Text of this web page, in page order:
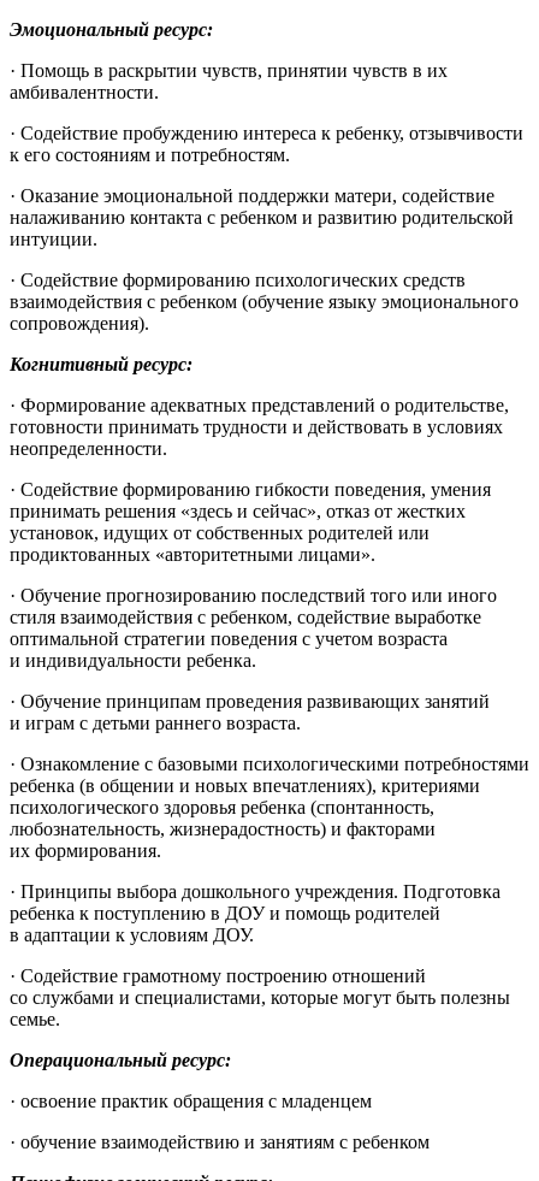
Эмоциональный ресурс:
· Помощь в раскрытии чувств, принятии чувств в их
амбивалентности.
· Содействие пробуждению интереса к ребенку, отзывчивости
к его состояниям и потребностям.
· Оказание эмоциональной поддержки матери, содействие
налаживанию контакта с ребенком и развитию родительской
интуиции.
· Содействие формированию психологических средств
взаимодействия с ребенком (обучение языку эмоционального
сопровождения).
Когнитивный ресурс:
· Формирование адекватных представлений о родительстве,
готовности принимать трудности и действовать в условиях
неопределенности.
· Содействие формированию гибкости поведения, умения
принимать решения «здесь и сейчас», отказ от жестких
установок, идущих от собственных родителей или
продиктованных «авторитетными лицами».
· Обучение прогнозированию последствий того или иного
стиля взаимодействия с ребенком, содействие выработке
оптимальной стратегии поведения с учетом возраста
и индивидуальности ребенка.
· Обучение принципам проведения развивающих занятий
и играм с детьми раннего возраста.
· Ознакомление с базовыми психологическими потребностями
ребенка (в общении и новых впечатлениях), критериями
психологического здоровья ребенка (спонтанность,
любознательность, жизнерадостность) и факторами
их формирования.
· Принципы выбора дошкольного учреждения. Подготовка
ребенка к поступлению в ДОУ и помощь родителей
в адаптации к условиям ДОУ.
· Содействие грамотному построению отношений
со службами и специалистами, которые могут быть полезны
семье.
Операциональный ресурс:
· освоение практик обращения с младенцем
· обучение взаимодействию и занятиям с ребенком